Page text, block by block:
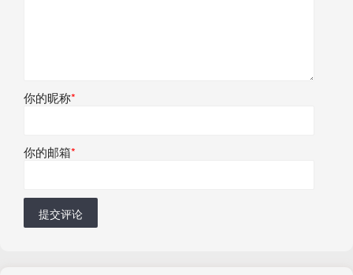
你的昵称*
你的邮箱*
提交评论